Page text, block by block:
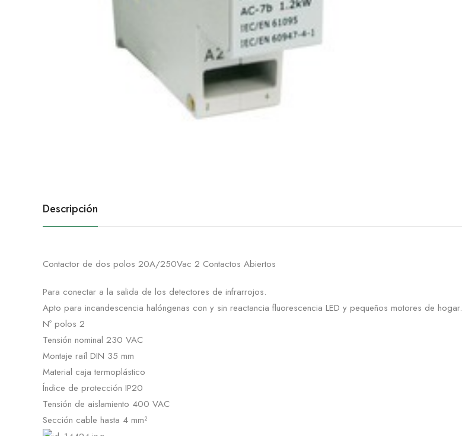
Descripción
Contactor de dos polos 20A/250Vac 2 Contactos Abiertos
Para conectar a la salida de los detectores de infrarrojos.
Apto para incandescencia halóngenas con y sin reactancia fluorescencia LED y pequeños motores de hogar.
Nº polos 2
Tensión nominal 230 VAC
Montaje raíl DIN 35 mm
Material caja termoplástico
Índice de protección IP20
Tensión de aislamiento 400 VAC
Sección cable hasta 4 mm²